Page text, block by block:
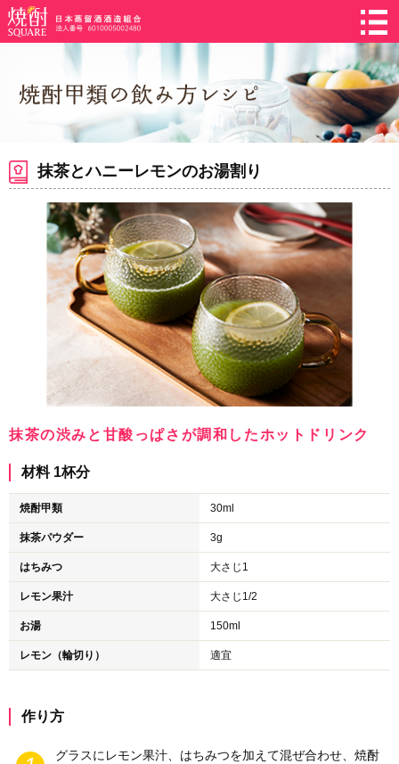
抹茶とハニーレモンのお湯割り
抹茶の渋みと甘酸っぱさが調和したホットドリンク
材料 1杯分
焼酎甲類 30ml
抹茶パウダー 3g
はちみつ 大さじ1
レモン果汁 大さじ1/2
お湯 150ml
レモン（輪切り） 適宜
作り方
グラスにレモン果汁、はちみつを加えて混ぜ合わせ、焼酎